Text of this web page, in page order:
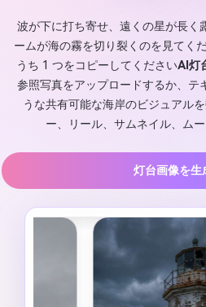
波が下に打ち寄せ、遠くの星が長く
ームが海の霧を切り裂くのを見てく
うち 1 つをコピーしてくださいAI灯
参照写真をアップロードするか、テ
うな共有可能な海岸のビジュアル
ー、リール、サムネイル、ム
灯台画像を生